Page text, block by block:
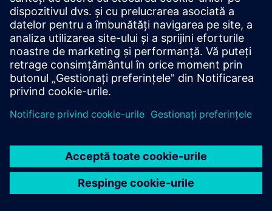
Investiția în cunoaștere: un moft
sau o necesitate?
Descoperă cum pot companiile să construiască o
pentru transformarea digitală și să se poziționeze ca
precum SITRAIN.